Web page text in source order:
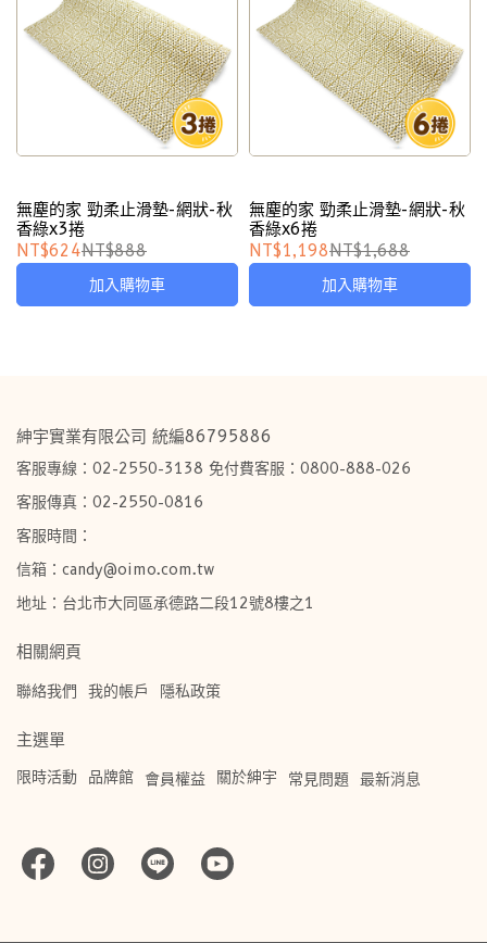
無塵的家 勁柔止滑墊-網狀-秋
香綠x3捲
NT$624NT$888
加入購物車
無塵的家 勁柔止滑墊-網狀-秋
香綠x6捲
NT$1,198NT$1,688
加入購物車
紳宇實業有限公司 統編86795886
客服專線：02-2550-3138 免付費客服：0800-888-026
客服傳真：02-2550-0816
客服時間：
信箱：candy@oimo.com.tw​
地址：台北市大同區承德路二段12號8樓之1
相關網頁
聯絡我們
我的帳戶 隱私政策
主選單
限時活動
品牌館 會員權益 關於紳宇 常見問題 最新消息